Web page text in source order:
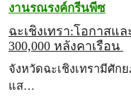
งานรณรงค์กรีนพีซ
ฉะเชิงเทรา:โอกาสแ
300,000 หลังคาเรือน
จังหวัดฉะเชิงเทรามีศัก
แส…